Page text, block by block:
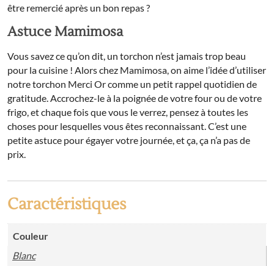
être remercié après un bon repas ?
Astuce Mamimosa
Vous savez ce qu’on dit, un torchon n’est jamais trop beau
pour la cuisine ! Alors chez Mamimosa, on aime l’idée d’utiliser
notre torchon Merci Or comme un petit rappel quotidien de
gratitude. Accrochez-le à la poignée de votre four ou de votre
frigo, et chaque fois que vous le verrez, pensez à toutes les
choses pour lesquelles vous êtes reconnaissant. C’est une
petite astuce pour égayer votre journée, et ça, ça n’a pas de
prix.
Caractéristiques
Couleur
Blanc